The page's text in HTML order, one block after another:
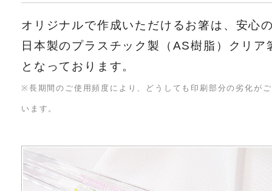
オリジナルで作成いただけるお箸は、安心
日本製のプラスチック製（AS樹脂）クリア
となっております。
※長期間のご使用頻度により、どうしても印刷部分の劣化が
います。